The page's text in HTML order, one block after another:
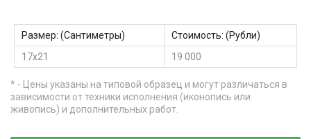
Размер: (Сантиметры)
Стоимость: (Рубли)
17х21
19 000
* - Цены указаны на типовой образец и могут различаться в
зависимости от техники исполнения (иконопись или
живопись) и дополнительных работ.